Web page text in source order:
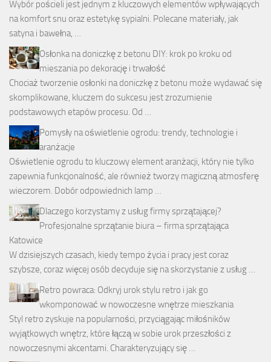
Wybór pościeli jest jednym z kluczowych elementów wpływających
na komfort snu oraz estetykę sypialni. Polecane materiały, jak
satyna i bawełna, …
Osłonka na doniczkę z betonu DIY: krok po kroku od
mieszania po dekorację i trwałość
Chociaż tworzenie osłonki na doniczkę z betonu może wydawać się
skomplikowane, kluczem do sukcesu jest zrozumienie
podstawowych etapów procesu. Od …
Pomysły na oświetlenie ogrodu: trendy, technologie i
aranżacje
Oświetlenie ogrodu to kluczowy element aranżacji, który nie tylko
zapewnia funkcjonalność, ale również tworzy magiczną atmosferę
wieczorem. Dobór odpowiednich lamp …
Dlaczego korzystamy z usług firmy sprzątającej?
Profesjonalne sprzątanie biura – firma sprzątająca
Katowice
W dzisiejszych czasach, kiedy tempo życia i pracy jest coraz
szybsze, coraz więcej osób decyduje się na skorzystanie z usług …
Retro powraca: Odkryj urok stylu retro i jak go
wkomponować w nowoczesne wnętrze mieszkania
Styl retro zyskuje na popularności, przyciągając miłośników
wyjątkowych wnętrz, które łączą w sobie urok przeszłości z
nowoczesnymi akcentami. Charakteryzujący się …